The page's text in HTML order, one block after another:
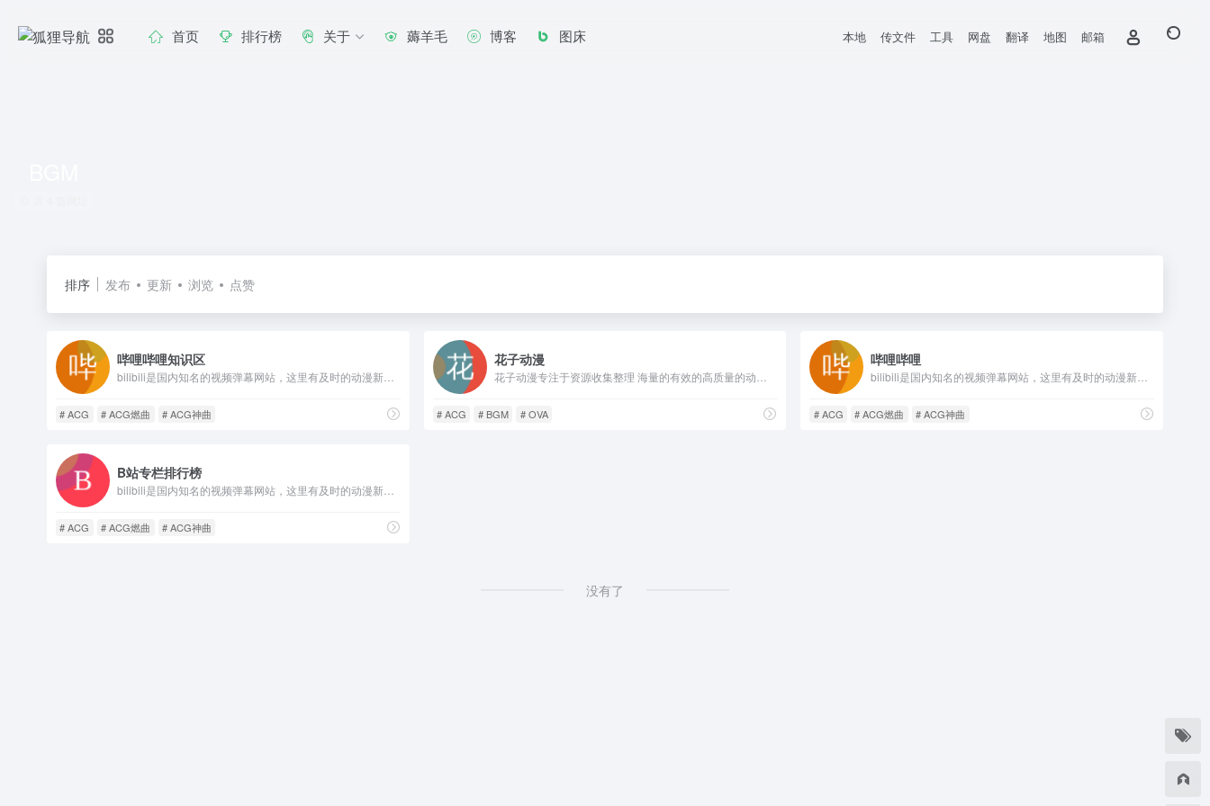
首页 排行榜 关于 薅羊毛 博客 图床 本地 传文件 工具 网盘 翻译 地图 邮箱
排序 发布 更新 浏览 点赞
哔哩哔哩知识区
# ACG # ACG燃曲 # ACG神曲
花子动漫
# ACG # BGM # OVA
哔哩哔哩
# ACG # ACG燃曲 # ACG神曲
B站专栏排行榜
# ACG # ACG燃曲 # ACG神曲
没有了